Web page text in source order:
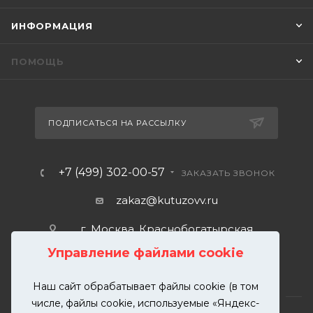
Управление файлами cookie
Наш сайт обрабатывает файлы cookie (в том
числе, файлы cookie, используемые «Яндекс-
ИНФОРМАЦИЯ
ПОМОЩЬ
ПОДПИСАТЬСЯ НА РАССЫЛКУ
+7 (499) 302-00-57 ЗАКАЗАТЬ ЗВОНОК
zakaz@kutuzovv.ru
г. Москва, Краснобогатырская